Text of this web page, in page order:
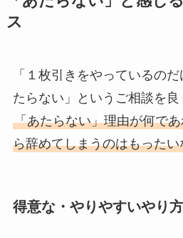
ス
「１枚引きをやっているの
たらない」というご相談を良
「あたらない」理由が何で
ら辞めてしまうのはもったい
得意な・やりやすいやり